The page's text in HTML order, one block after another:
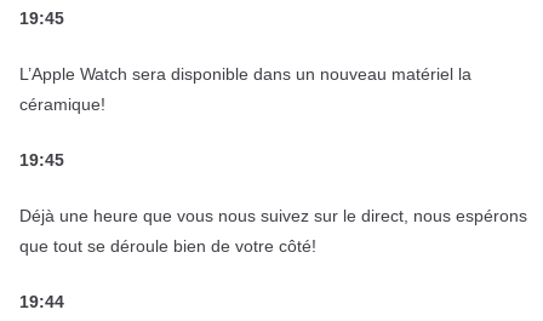
19:45
L’Apple Watch sera disponible dans un nouveau matériel la
céramique!
19:45
Déjà une heure que vous nous suivez sur le direct, nous espérons
que tout se déroule bien de votre côté!
19:44